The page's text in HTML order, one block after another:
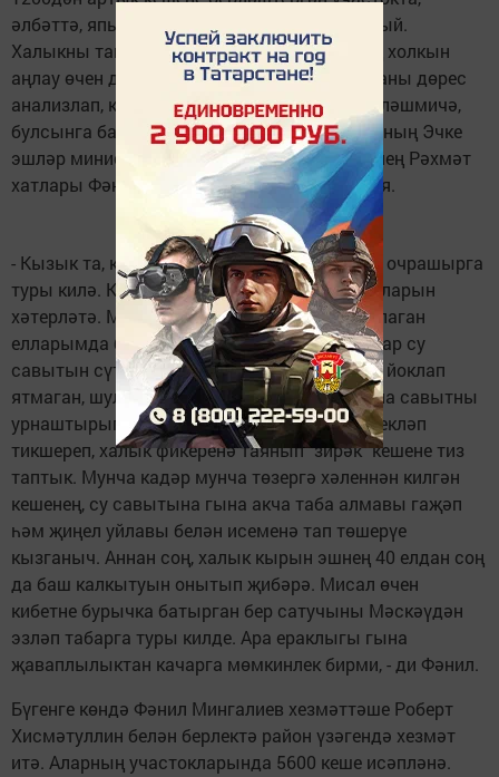
әлбәттә, япь-яшь егеткә җиңелләрдән булмый.
Халыкны танып-белү, аларның һәрберсенең холкын
аңлау өчен дә күп вакыт кирәк. Һәр вакыйганы дөрес
анализлап, кыю хәл итеп, вакыт белән исәпләшмичә,
булсынга башкара ул хезмәтен. Республиканың Эчке
эшләр министрлыгының, район хакимиятенең Рәхмәт
хатлары Фәнилнең тырышлыгына гадел бәя.
- Кызык та, кызганыч та очраклар белән еш очрашырга
туры килә. Кайберләре көлкеле фильм кадрларын
хәтерләтә. Мисал өчен, яңа гына эшли башлаган
елларымда бер кешенең мунчасыннан кайнар су
савытын сүтеп алып чыгып киттеләр. Угры йоклап
ятмаган, шул ук көнне яңа салган мунчасына савытны
урнаштырып та куйган. Әлеге фактны җентекләп
тикшереп, халык фикеренә таянып "зирәк" кешене тиз
таптык. Мунча кадәр мунча төзергә хәленнән килгән
кешенең, су савытына гына акча таба алмавы гаҗәп
һәм җиңел уйлавы белән исеменә тап төшерүе
кызганыч. Аннан соң, халык кырын эшнең 40 елдан соң
да баш калкытуын онытып җибәрә. Мисал өчен
кибетне бурычка батырган бер сатучыны Мәскәүдән
эзләп табарга туры килде. Ара ераклыгы гына
җаваплылыктан качарга мөмкинлек бирми, - ди Фәнил.
Бүгенге көндә Фәнил Мингалиев хезмәттәше Роберт
Хисмәтуллин белән берлектә район үзәгендә хезмәт
итә. Аларның участокларында 5600 кеше исәпләнә.